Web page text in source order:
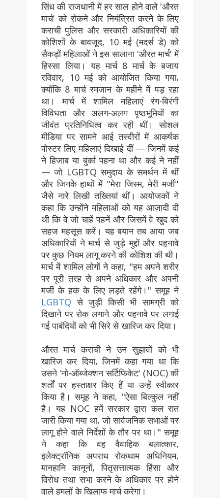
सिंध की राजधानी में हर साल होने वाले 'औरत
मार्च' को रोकने और नियंत्रित करने के लिए
कराची पुलिस और सरकारी अधिकारियों की
कोशिशों के बावजूद, 10 मई (मदर्स डे) को
सैकड़ों महिलाओं ने इस सालाना 'औरत मार्च' में
हिस्सा लिया। यह मार्च 8 मार्च के बजाय
रविवार, 10 मई को आयोजित किया गया,
क्योंकि 8 मार्च रमजान के महीने में पड़ रहा
था। मार्च में शामिल महिलाएं रंग-बिरंगी
विविधता और अलग-अलग पृष्ठभूमियों का
जीवंत प्रतिनिधित्व कर रही थीं। सोशल
मीडिया पर सामने आई तस्वीरों में आकर्षक
पोस्टर लिए महिलाएं दिखाई दीं — जिनमें कई
ने हिजाब या बुर्का पहना था और कई ने नहीं
— जो LGBTQ समुदाय के समर्थन में थीं
और जिनके हाथों में "मेरा जिस्म, मेरी मर्जी"
जैसे नारे लिखी तख्तियां थीं। आयोजकों ने
कहा कि उन्होंने महिलाओं को यह आज़ादी दी
थी कि वे जो चाहें पहनें और जिसमें वे खुद को
सहज महसूस करें। यह बयान तब आया जब
अधिकारियों ने मार्च से जुड़े मुद्दों और पहनावे
पर कुछ नियम लागू करने की कोशिश की थी।
मार्च में शामिल लोगों ने कहा, "हम अपने शरीर
पर पूरी तरह से अपने अधिकार और अपनी
मर्जी के हक के लिए लड़ते रहेंगे।" समूह ने
LGBTQसे जुड़ी किसी भी सामग्री को
दिखाने पर रोक लगाने और पहनावे पर लगाई
गई पाबंदियों को भी सिरे से खारिज कर दिया।
औरत मार्च कराची ने उन सुझावों को भी
खारिज कर दिया, जिनमें कहा गया था कि
उसने 'नो-ऑब्जेक्शन सर्टिफिकेट' (NOC) की
शर्तों पर हस्ताक्षर किए हैं या उन्हें स्वीकार
किया है। समूह ने कहा, "ऐसा बिल्कुल नहीं
है। यह NOC हमें सरकार द्वारा कल रात
जारी किया गया था, जो सार्वजनिक सभाओं पर
लागू होने वाले निर्देशों के तौर पर था।" समूह
ने कहा कि वह वैवाहिक बलात्कार,
इलेक्ट्रॉनिक अपराध रोकथाम अधिनियम,
मानहानि कानूनों, पितृसत्तात्मक हिंसा और
विरोध तथा सभा करने के अधिकार पर होने
वाले हमलों के खिलाफ मार्च करेगा।